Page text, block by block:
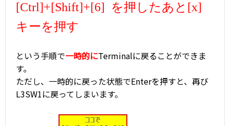
[Ctrl]+[Shift]+[6] を押したあと[x]
キーを押す
という手順で一時的にTerminalに戻ることができま
す。
ただし、一時的に戻った状態でEnterを押すと、再び
L3SW1に戻ってしまいます。